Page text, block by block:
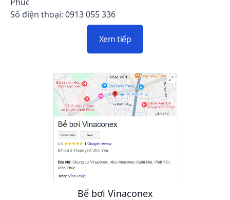
Số điện thoại: 0913 055 336
Xem tiếp
Bể bơi Vinaconex